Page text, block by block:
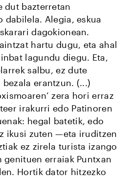
dut bazterretan
dabilela. Alegia, eskua
dagokionean.
hartu dugu, eta ahal
lagundu diegu. Eta,
salbu, ez dute
erantzun. (...)
zera hori erraz
irakurri edo Patinoren
hegal batetik, edo
ikusi zuten —eta iruditzen
ez zirela turista izango
erraiak Puntxan
Hortik dator hitzezko